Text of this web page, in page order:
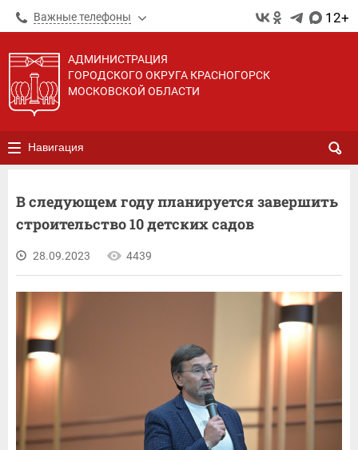
Важные телефоны 12+
АДМИНИСТРАЦИЯ
ГОРОДСКОГО ОКРУГА КРАСНОГОРСК
МОСКОВСКОЙ ОБЛАСТИ
Навигация
В следующем году планируется завершить
строительство 10 детских садов
28.09.2023 4439